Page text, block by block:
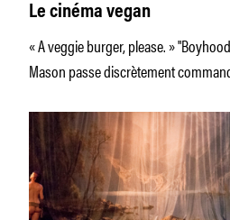
Le cinéma vegan
« A veggie burger, please. »
Mason passe discrètement